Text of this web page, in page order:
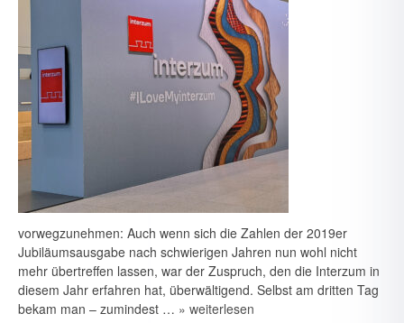
vorwegzunehmen: Auch wenn sich die Zahlen der 2019er
Jubiläumsausgabe nach schwierigen Jahren nun wohl nicht
mehr übertreffen lassen, war der Zuspruch, den die Interzum in
diesem Jahr erfahren hat, überwältigend. Selbst am dritten Tag
bekam man – zumindest … » weiterlesen